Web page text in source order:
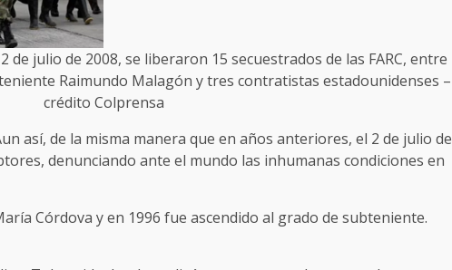
de julio de 2008, se liberaron 15 secuestrados de las FARC, entre
Raimundo Malagón y tres contratistas estadounidenses –
crédito Colprensa
así, de la misma manera que en años anteriores, el 2 de julio de
denunciando ante el mundo las inhumanas condiciones en
Córdova y en 1996 fue ascendido al grado de subteniente.